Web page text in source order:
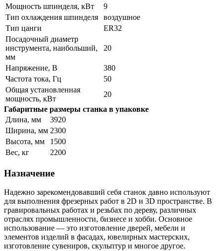
Мощность шпинделя, кВт
9
Тип охлаждения шпинделя
воздушное
Тип цанги
ER32
Посадочный диаметр
инструмента, наибольший,
мм
20
Напряжение, В
380
Частота тока, Гц
50
Общая установленная
мощность, кВт
20
Габаритные размеры станка в упаковке
Длина, мм
3920
Ширина, мм 2300
Высота, мм
1500
Вес, кг
2200
Назначение
Надежно зарекомендовавший себя станок давно используют
для выполнения фрезерных работ в 2D и 3D пространстве. В
гравировальных работах и резьбах по дереву, различных
отраслях промышленности, бизнесе и хобби. Основное
использование — это изготовление дверей, мебели и
элементов изделий в фасадах, ювелирных мастерских,
изготовление сувениров, скульптур и многое другое.